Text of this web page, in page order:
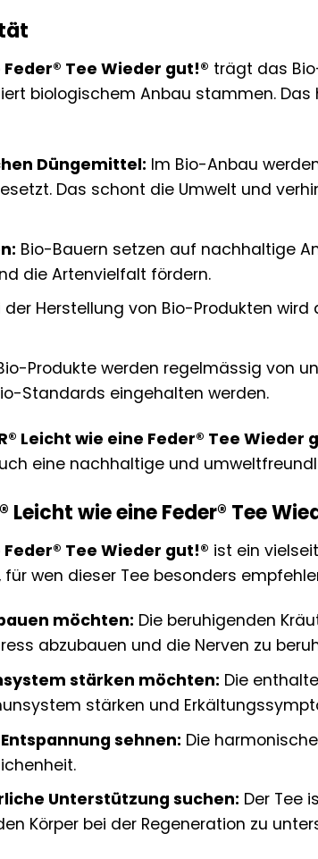
Tee Wieder gut!® trägt das
biologischem Anbau stammen.
Düngemittel: Im Bio-Anbau
Das schont die Umwelt und
Bio-Bauern setzen auf nachhaltige
die Artenvielfalt fördern.
der Herstellung von Bio-Produkten
Produkte werden regelmässig von
Standards eingehalten werden.
Leicht wie eine Feder® Tee Wieder
eine nachhaltige und
Leicht wie eine Feder® Tee
Tee Wieder gut!® ist ein
für wen dieser Tee besonders
möchten: Die beruhigenden
abzubauen und die Nerven zu
stärken möchten: Die
stärken und
sehnen: Die
Unterstützung suchen: Der Tee
Körper bei der Regeneration zu